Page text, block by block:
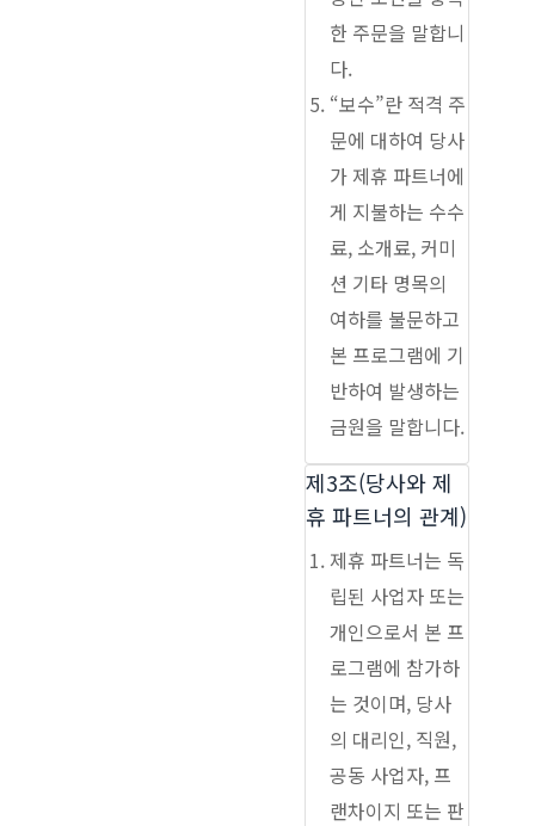
한 주문을 말합니
다.
“보수”란 적격 주
문에 대하여 당사
가 제휴 파트너에
게 지불하는 수수
료, 소개료, 커미
션 기타 명목의
여하를 불문하고
본 프로그램에 기
반하여 발생하는
금원을 말합니다.
제3조(당사와 제
휴 파트너의 관계)
제휴 파트너는 독
립된 사업자 또는
개인으로서 본 프
로그램에 참가하
는 것이며, 당사
의 대리인, 직원,
공동 사업자, 프
랜차이지 또는 판